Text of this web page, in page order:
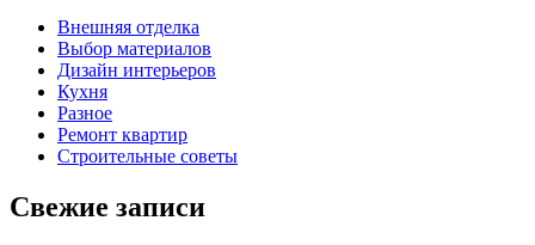
Внешняя отделка
Выбор материалов
Дизайн интерьеров
Кухня
Разное
Ремонт квартир
Строительные советы
Свежие записи